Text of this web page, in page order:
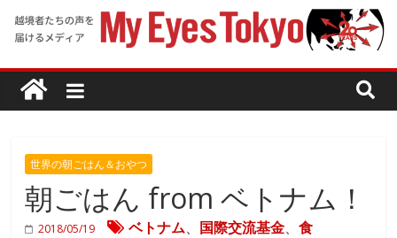
世界の朝ごはん＆おやつ
朝ごはん from ベトナム！
2018/05/19 ベトナム、 国際交流基金、食